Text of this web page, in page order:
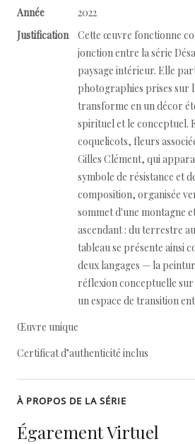
Année
2022
Justification
Cette œuvre fonctionne
jonction entre la série
paysage intérieur. Elle
photographies prises sur
transforme en un décor
spirituel et le conceptuel.
coquelicots, fleurs
Gilles Clément, qui
symbole de résistance et
composition, organisée
sommet d'une montagne
ascendant : du terrestre
tableau se présente ainsi
deux langages — la
réflexion conceptuelle
un espace de transition
Œuvre unique
Certificat d’authenticité inclus
À PROPOS DE LA SÉRIE
Égarement Virtuel